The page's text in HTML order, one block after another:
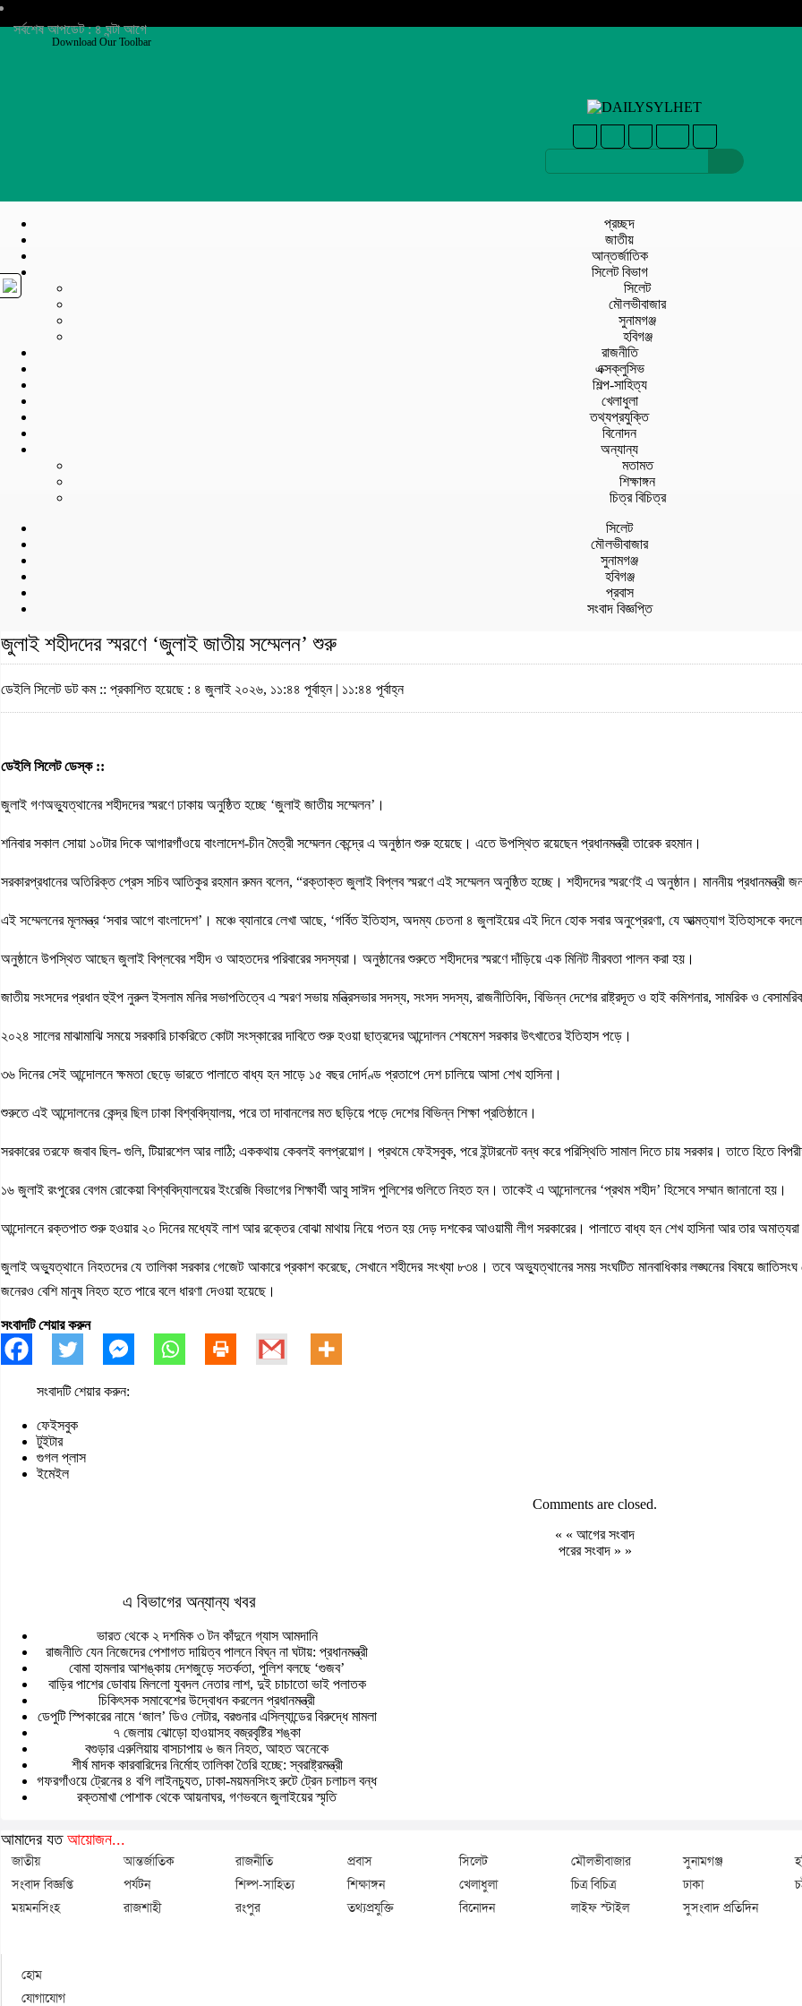
সর্বশেষ আপডেট : ৪ ঘন্টা আগে
Download Our Toolbar
প্রচ্ছদ
জাতীয়
আন্তর্জাতিক
সিলেট বিভাগ
সিলেট
মৌলভীবাজার
সুনামগঞ্জ
হবিগঞ্জ
রাজনীতি
এক্সক্লুসিভ
শিল্প-সাহিত্য
খেলাধুলা
তথ্যপ্রযুক্তি
বিনোদন
অন্যান্য
মতামত
শিক্ষাঙ্গন
চিত্র বিচিত্র
সিলেট
মৌলভীবাজার
সুনামগঞ্জ
হবিগঞ্জ
প্রবাস
সংবাদ বিজ্ঞপ্তি
জুলাই শহীদদের স্মরণে ‘জুলাই জাতীয় সম্মেলন’ শুরু
ডেইলি সিলেট ডট কম :: প্রকাশিত হয়েছে : ৪ জুলাই ২০২৬, ১১:৪৪ পূর্বাহ্ন | ১১:৪৪ পূর্বাহ্ন
ডেইলি সিলেট ডেস্ক ::
জুলাই গণঅভ্যুত্থানের শহীদদের স্মরণে ঢাকায় অনুষ্ঠিত হচ্ছে ‘জুলাই জাতীয় সম্মেলন’।
শনিবার সকাল সোয়া ১০টার দিকে আগারগাঁওয়ে বাংলাদেশ-চীন মৈত্রী সম্মেলন কেন্দ্রে এ অনুষ্ঠান শুরু হয়েছে। এতে উপস্থিত রয়েছেন প্রধানমন্ত্রী তারেক রহমান।
সরকারপ্রধানের অতিরিক্ত প্রেস সচিব আতিকুর রহমান রুমন বলেন, “রক্তাক্ত জুলাই বিপ্লব স্মরণে এই সম্মেলন অনুষ্ঠিত হচ্ছে। শহীদদের স্মরণেই এ অনুষ্ঠান। মাননীয় প্রধানমন্ত্রী
এই সম্মেলনের মূলমন্ত্র ‘সবার আগে বাংলাদেশ’। মঞ্চে ব্যানারে লেখা আছে, ‘গর্বিত ইতিহাস, অদম্য চেতনা ৪ জুলাইয়ের এই দিনে হোক সবার অনুপ্রেরণা, যে আত্মত্যাগ ইতিহাসকে
অনুষ্ঠানে উপস্থিত আছেন জুলাই বিপ্লবের শহীদ ও আহতদের পরিবারের সদস্যরা। অনুষ্ঠানের শুরুতে শহীদদের স্মরণে দাঁড়িয়ে এক মিনিট নীরবতা পালন করা হয়।
জাতীয় সংসদের প্রধান হুইপ নুরুল ইসলাম মনির সভাপতিত্বে এ স্মরণ সভায় মন্ত্রিসভার সদস্য, সংসদ সদস্য, রাজনীতিবিদ, বিভিন্ন দেশের রাষ্ট্রদূত ও হাই কমিশনার, সামরিক ও
২০২৪ সালের মাঝামাঝি সময়ে সরকারি চাকরিতে কোটা সংস্কারের দাবিতে শুরু হওয়া ছাত্রদের আন্দোলন শেষমেশ সরকার উৎখাতের ইতিহাস পড়ে।
৩৬ দিনের সেই আন্দোলনে ক্ষমতা ছেড়ে ভারতে পালাতে বাধ্য হন সাড়ে ১৫ বছর দোর্দণ্ড প্রতাপে দেশ চালিয়ে আসা শেখ হাসিনা।
শুরুতে এই আন্দোলনের কেন্দ্র ছিল ঢাকা বিশ্ববিদ্যালয়, পরে তা দাবানলের মত ছড়িয়ে পড়ে দেশের বিভিন্ন শিক্ষা প্রতিষ্ঠানে।
সরকারের তরফে জবাব ছিল- গুলি, টিয়ারশেল আর লাঠি; এককথায় কেবলই বলপ্রয়োগ। প্রথমে ফেইসবুক, পরে ইন্টারনেট বন্ধ করে পরিস্থিতি সামাল দিতে চায় সরকার। তাতে হিতে
১৬ জুলাই রংপুরের বেগম রোকেয়া বিশ্ববিদ্যালয়ের ইংরেজি বিভাগের শিক্ষার্থী আবু সাঈদ পুলিশের গুলিতে নিহত হন। তাকেই এ আন্দোলনের ‘প্রথম শহীদ’ হিসেবে সম্মান জানানো হয়।
আন্দোলনে রক্তপাত শুরু হওয়ার ২০ দিনের মধ্যেই লাশ আর রক্তের বোঝা মাথায় নিয়ে পতন হয় দেড় দশকের আওয়ামী লীগ সরকারের। পালাতে বাধ্য হন শেখ হাসিনা আর তার
জুলাই অভ্যুত্থানে নিহতদের যে তালিকা সরকার গেজেট আকারে প্রকাশ করেছে, সেখানে শহীদের সংখ্যা ৮৩৪। তবে অভ্যুত্থানের সময় সংঘটিত মানবাধিকার লঙ্ঘনের বিষয়ে
জনেরও বেশি মানুষ নিহত হতে পারে বলে ধারণা দেওয়া হয়েছে।
সংবাদটি শেয়ার করুন
সংবাদটি শেয়ার করুন:
ফেইসবুক
টুইটার
গুগল প্লাস
ইমেইল
Comments are closed.
« « আগের সংবাদ
পরের সংবাদ » »
এ বিভাগের অন্যান্য খবর
ভারত থেকে ২ দশমিক ৩ টন কাঁদুনে গ্যাস আমদানি
রাজনীতি যেন নিজেদের পেশাগত দায়িত্ব পালনে বিঘ্ন না ঘটায়: প্রধানমন্ত্রী
বোমা হামলার আশঙ্কায় দেশজুড়ে সতর্কতা, পুলিশ বলছে ‘গুজব’
বাড়ির পাশের ডোবায় মিললো যুবদল নেতার লাশ, দুই চাচাতো ভাই পলাতক
চিকিৎসক সমাবেশের উদ্বোধন করলেন প্রধানমন্ত্রী
ডেপুটি স্পিকারের নামে ‘জাল’ ডিও লেটার, বরগুনার এসিল্যান্ডের বিরুদ্ধে মামলা
৭ জেলায় ঝোড়ো হাওয়াসহ বজ্রবৃষ্টির শঙ্কা
বগুড়ার এরুলিয়ায় বাসচাপায় ৬ জন নিহত, আহত অনেকে
শীর্ষ মাদক কারবারিদের নির্মোহ তালিকা তৈরি হচ্ছে: স্বরাষ্ট্রমন্ত্রী
গফরগাঁওয়ে ট্রেনের ৪ বগি লাইনচ্যুত, ঢাকা-ময়মনসিংহ রুটে ট্রেন চলাচল বন্ধ
রক্তমাখা পোশাক থেকে আয়নাঘর, গণভবনে জুলাইয়ের স্মৃতি
আমাদের যত আয়োজন...
জাতীয় আন্তর্জাতিক রাজনীতি প্রবাস সিলেট মৌলভীবাজার সুনামগঞ্জ
সংবাদ বিজ্ঞপ্তি
পর্যটন শিল্প-সাহিত্য শিক্ষাঙ্গন খেলাধুলা চিত্র বিচিত্র ঢাকা
ময়মনসিংহ
রাজশাহী রংপুর তথ্যপ্রযুক্তি বিনোদন লাইফ স্টাইল সুসংবাদ প্রতিদিন
হোম
যোগাযোগ